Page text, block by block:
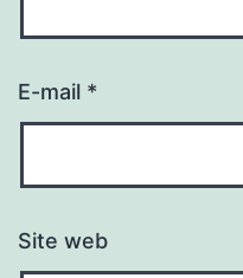
E-mail *
Site web